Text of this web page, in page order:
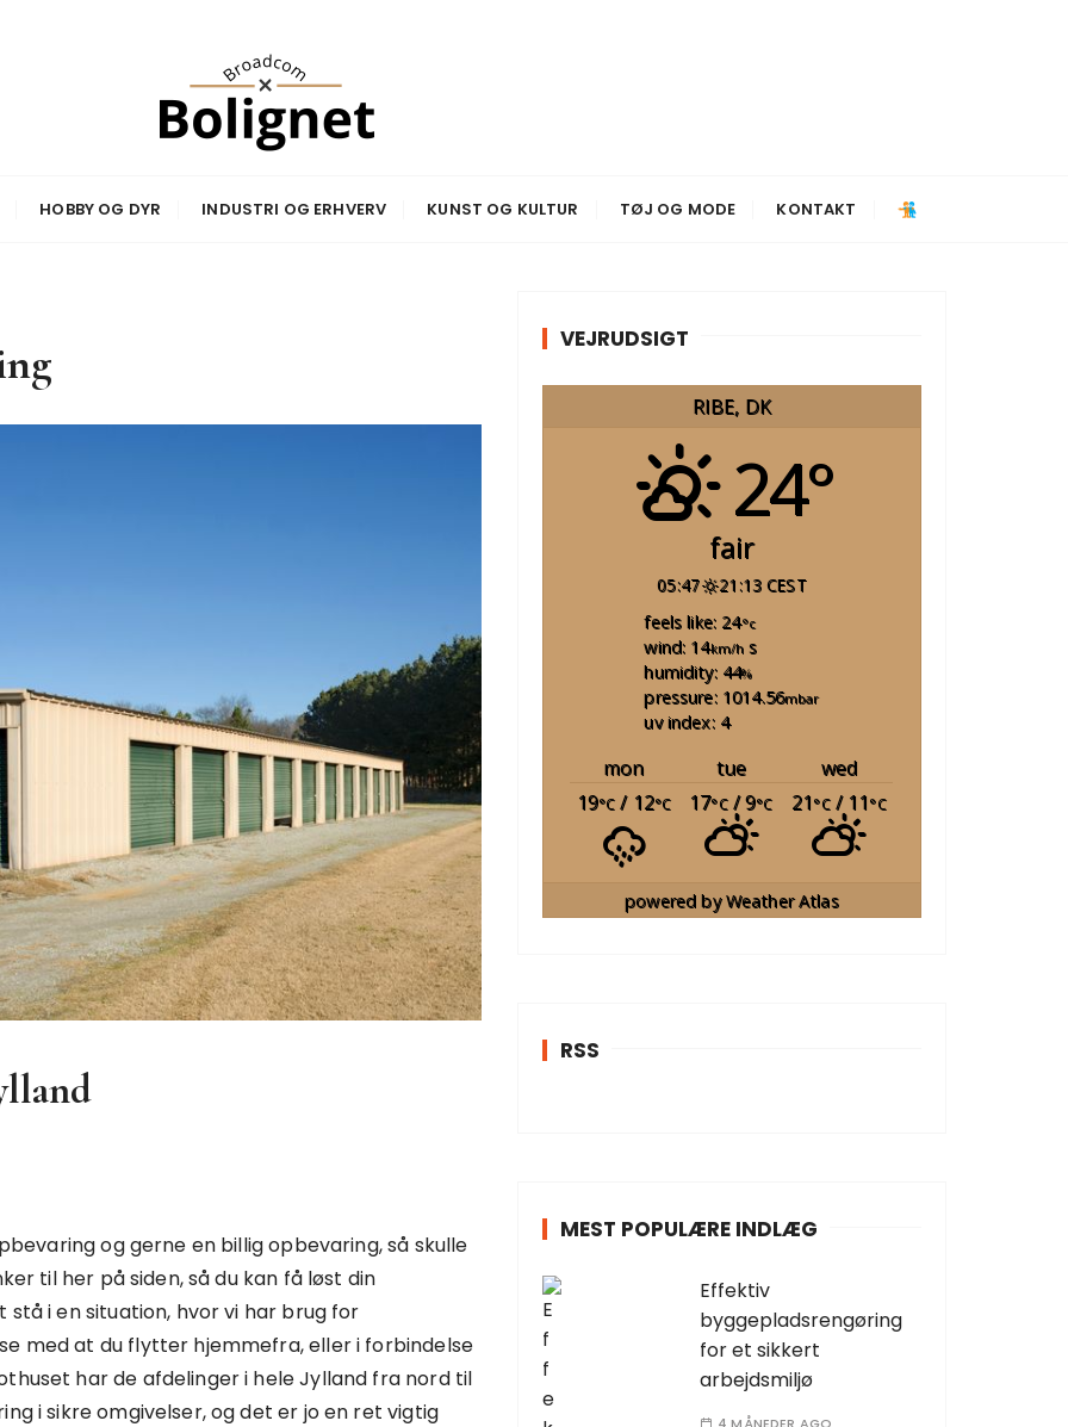
HOBBY OG DYR INDUSTRI OG ERHVERV KUNST OG KULTUR TØJ OG MODE KONTAKT
og gerne en billig opbevaring, så skulle
til her på siden, så du kan få løst din
i en situation, hvor vi har brug for
med at du flytter hjemmefra, eller i forbindelse
har de afdelinger i hele Jylland fra nord til
i sikre omgivelser, og det er jo en ret vigtig
VEJRUDSIGT
RIBE, DK
24°
fair
05:47
21:13 CEST
feels like: 24°c
wind: 14km/h s
humidity: 44%
pressure: 1014.56mbar
uv index: 4
mon tue
wed
19°C / 12°C 17°C/ 9°C 21°C/ 11°C
powered byWeather Atlas
RSS
MEST POPULÆRE INDLÆG
Effektiv
byggepladsrengøring
for et sikkert
arbejdsmiljø